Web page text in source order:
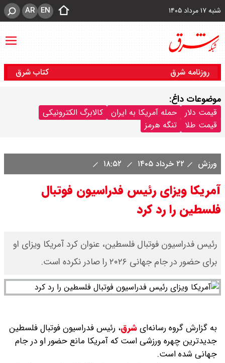
شنبه ۱۷ مرداد ۱۴۰۵ EN
AR
روزنامه شرق کتاب شرق
موضوعات داغ:
قیمت دلار حمله آمریکا به ایران
کالابرگ الکترونیکی
قیمت طلا
تنگه هرمز
ورزش ۲۲ خرداد ۱۴۰۵
آمریکا ویزای رئیس فدراسیون فوتبال
فلسطین را رد کرد
رئیس فدراسیون فوتبال فلسطین، عنوان کرد آمریکا ویزای او
برای حضور در جام جهانی ۲۰۲۶ را صادر نکرده است.
به گزارش گروه رسانه‌ایشرق، رئیس فدراسیون فوتبال فلسطین
جدیدترین چهره ورزشی است که آمریکا مانع حضور او در جام
جهانی شده است.